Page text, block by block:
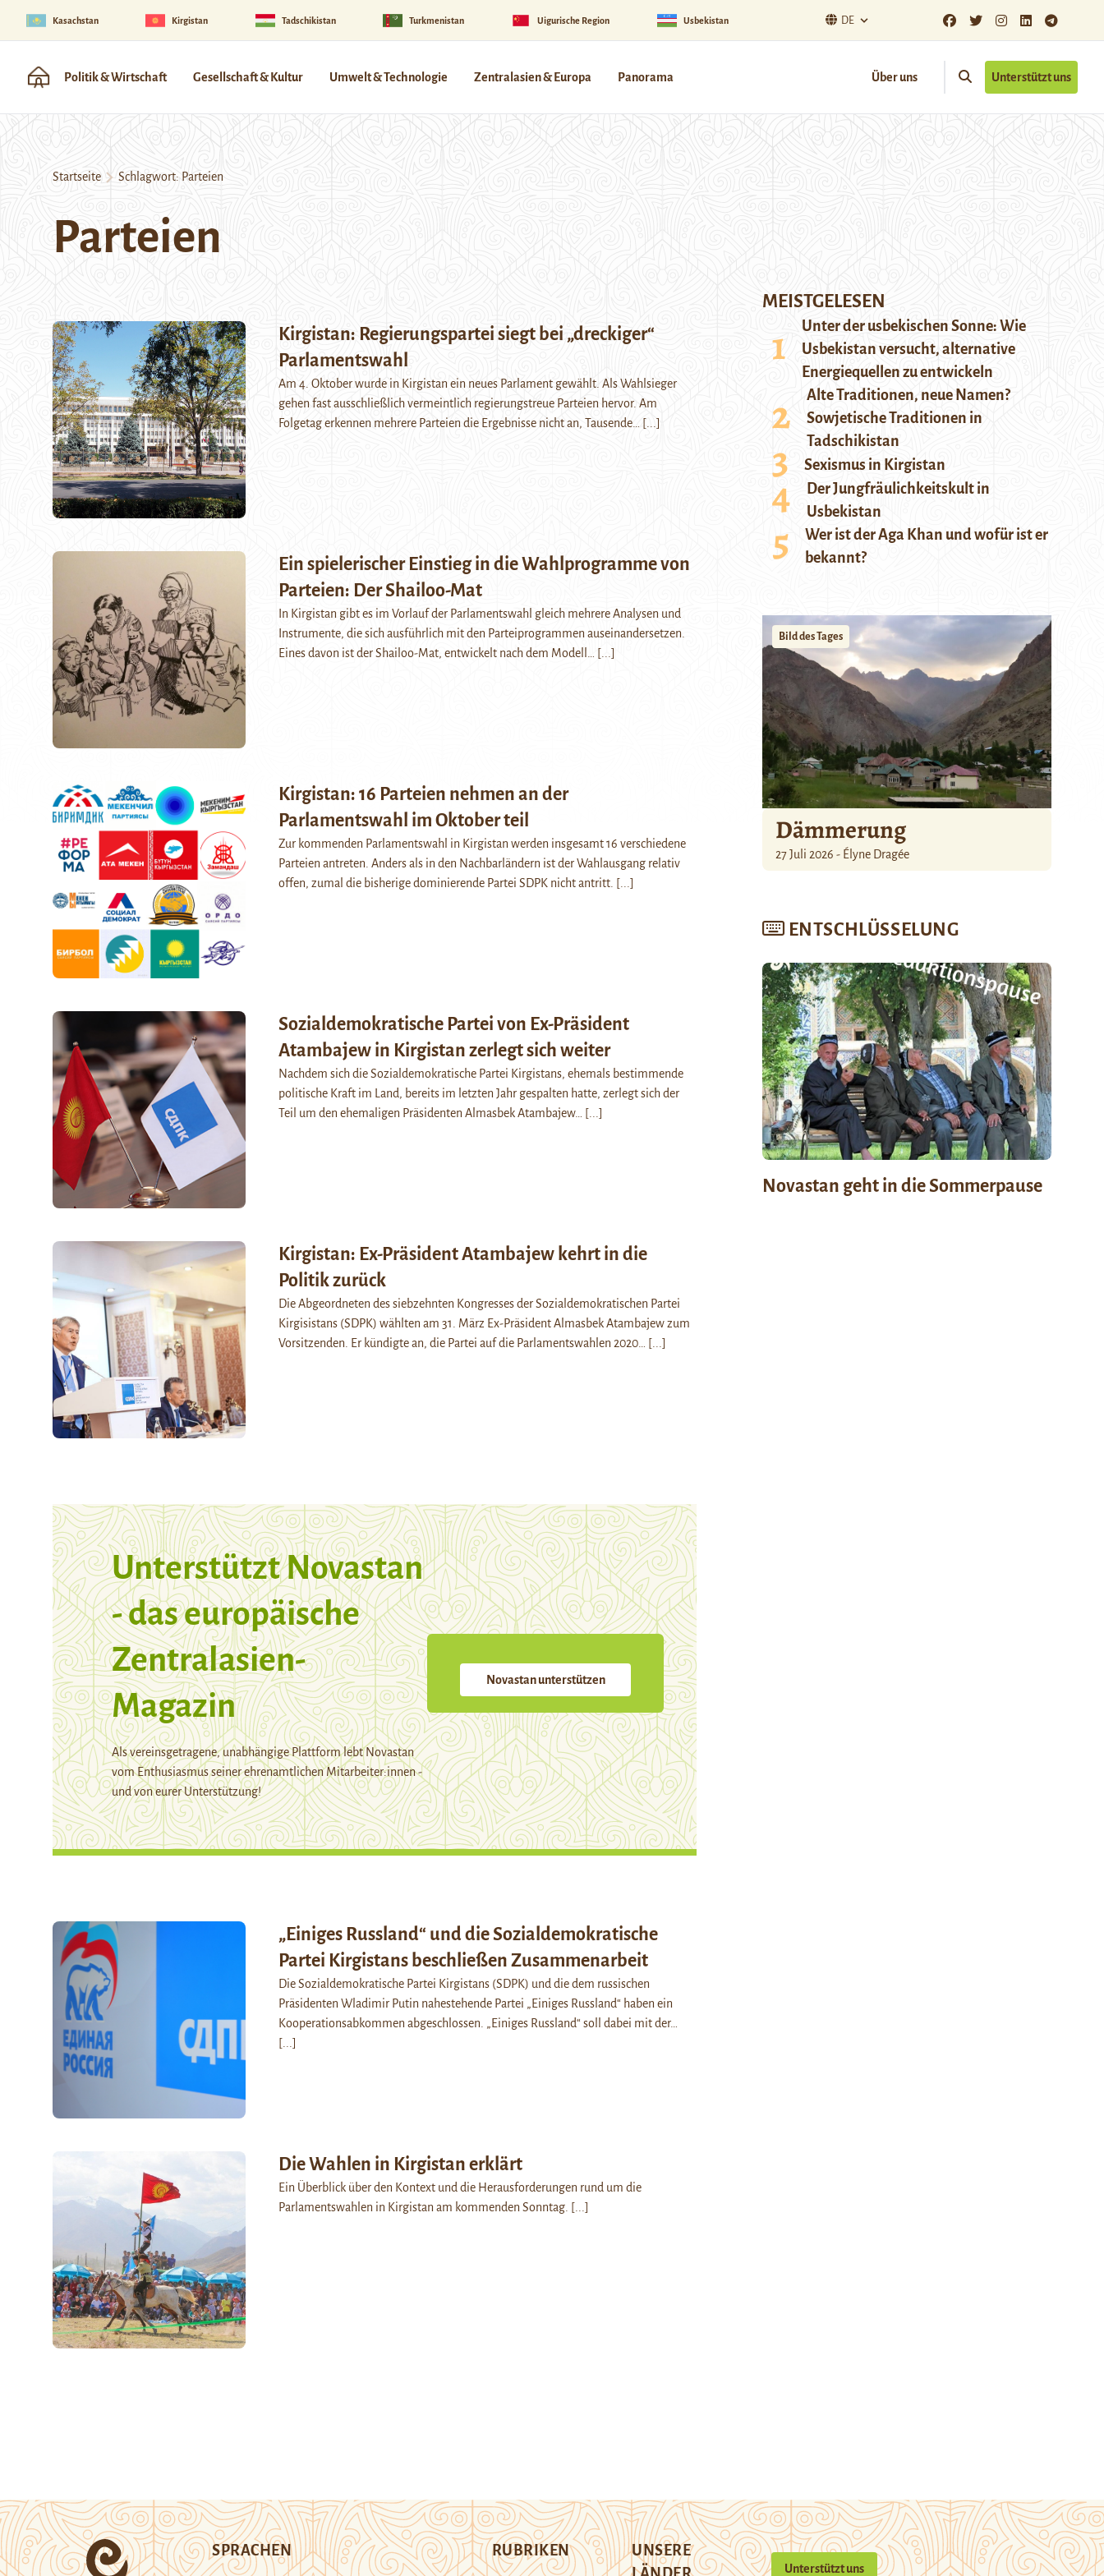
Kasachstan Kirgistan Tadschikistan Turkmenistan Uigurische Region Usbekistan DE
Politik & Wirtschaft Gesellschaft & Kultur Umwelt & Technologie Zentralasien & Europa Panorama Über uns Unterstützt uns
Startseite Schlagwort: Parteien
Parteien
Kirgistan: Regierungspartei siegt bei „dreckiger“
Parlamentswahl
Am 4. Oktober wurde in Kirgistan ein neues Parlament gewählt. Als Wahlsieger
gehen fast ausschließlich vermeintlich regierungstreue Parteien hervor. Am
Folgetag erkennen mehrere Parteien die Ergebnisse nicht an, Tausende…
[...]
Ein spielerischer Einstieg in die Wahlprogramme von
Parteien: Der Shailoo-Mat
In Kirgistan gibt es im Vorlauf der Parlamentswahl gleich mehrere Analysen und
Instrumente, die sich ausführlich mit den Parteiprogrammen auseinandersetzen.
Eines davon ist der Shailoo-Mat, entwickelt nach dem Modell…
[...]
Kirgistan: 16 Parteien nehmen an der
Parlamentswahl im Oktober teil
Zur kommenden Parlamentswahl in Kirgistan werden insgesamt 16 verschiedene
Parteien antreten. Anders als in den Nachbarländern ist der Wahlausgang relativ
offen, zumal die bisherige dominierende Partei SDPK nicht antritt. [...]
Sozialdemokratische Partei von Ex-Präsident
Atambajew in Kirgistan zerlegt sich weiter
Nachdem sich die Sozialdemokratische Partei Kirgistans, ehemals bestimmende
politische Kraft im Land, bereits im letzten Jahr gespalten hatte, zerlegt sich der
Teil um den ehemaligen Präsidenten Almasbek Atambajew…
[...]
Kirgistan: Ex-Präsident Atambajew kehrt in die
Politik zurück
Die Abgeordneten des siebzehnten Kongresses der Sozialdemokratischen Partei
Kirgisistans (SDPK) wählten am 31. März Ex-Präsident Almasbek Atambajew zum
Vorsitzenden. Er kündigte an, die Partei auf die Parlamentswahlen 2020…
[...]
Unterstützt Novastan
- das europäische
Zentralasien-
Magazin
Als vereinsgetragene, unabhängige Plattform lebt Novastan
vom Enthusiasmus seiner ehrenamtlichen Mitarbeiter:innen -
und von eurer Unterstützung!
Novastan unterstützen
„Einiges Russland“ und die Sozialdemokratische
Partei Kirgistans beschließen Zusammenarbeit
Die Sozialdemokratische Partei Kirgistans (SDPK) und die dem russischen
Präsidenten Wladimir Putin nahestehende Partei „Einiges Russland“ haben ein
Kooperationsabkommen abgeschlossen. „Einiges Russland“ soll dabei mit der…
[...]
Die Wahlen in Kirgistan erklärt
Ein Überblick über den Kontext und die Herausforderungen rund um die
Parlamentswahlen in Kirgistan am kommenden Sonntag. [...]
MEISTGELESEN
Unter der usbekischen Sonne: Wie
Usbekistan versucht, alternative
Energiequellen zu entwickeln
Alte Traditionen, neue Namen?
Sowjetische Traditionen in
Tadschikistan
Sexismus in Kirgistan
Der Jungfräulichkeitskult in
Usbekistan
Wer ist der Aga Khan und wofür ist er
bekannt?
Bild des Tages
Dämmerung
27 Juli 2026 - Élyne Dragée
ENTSCHLÜSSELUNG
Novastan geht in die Sommerpause
SPRACHEN RUBRIKEN
UNSERE
Unterstützt uns